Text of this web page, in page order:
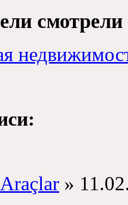
:
Araçlar »